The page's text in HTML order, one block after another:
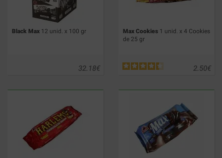
Black Max 12 unid. x 100 gr
€
32.18
Max Cookies 1 unid. x 4 Cookies
de 25 gr
€
2.50